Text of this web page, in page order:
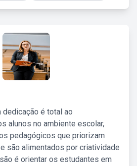
dedicação é total ao
alunos no ambiente escolar,
pedagógicos que priorizam
são alimentados por criatividade
é orientar os estudantes em